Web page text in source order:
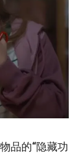
品的“隐藏功